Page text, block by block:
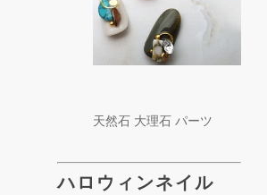
天然石 大理石 パーツ
ハロウィンネイル